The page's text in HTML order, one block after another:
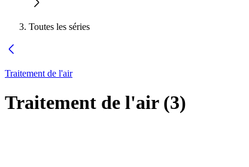
Toutes les séries
Traitement de l'air
Traitement de l'air(3)